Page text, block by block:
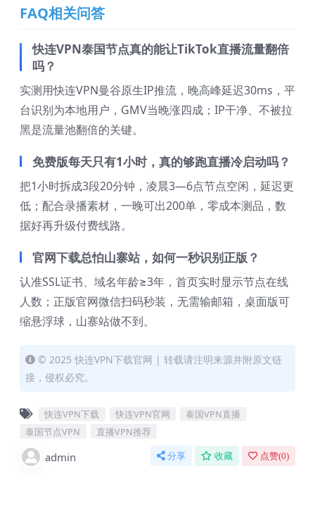
FAQ相关问答
快连VPN泰国节点真的能让TikTok直播流量翻倍
吗？
实测用快连VPN曼谷原生IP推流，晚高峰延迟30ms，平
台识别为本地用户，GMV当晚涨四成；IP干净、不被拉
黑是流量池翻倍的关键。
免费版每天只有1小时，真的够跑直播冷启动吗？
把1小时拆成3段20分钟，凌晨3—6点节点空闲，延迟更
低；配合录播素材，一晚可出200单，零成本测品，数
据好再升级付费线路。
官网下载总怕山寨站，如何一秒识别正版？
认准SSL证书、域名年龄≥3年，首页实时显示节点在线
人数；正版官网微信扫码秒装，无需输邮箱，桌面版可
缩悬浮球，山寨站做不到。
© 2025 快连VPN下载官网 | 转载请注明来源并附原文链
接，侵权必究。
快连VPN下载 快连VPN官网
泰国VPN直播
泰国节点VPN
直播VPN推荐
admin 分享 收藏 点赞(0)